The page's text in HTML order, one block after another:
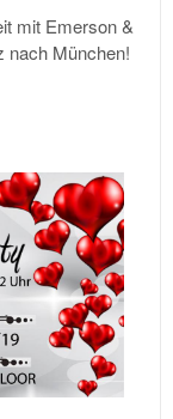
mit Emerson &
nach München!